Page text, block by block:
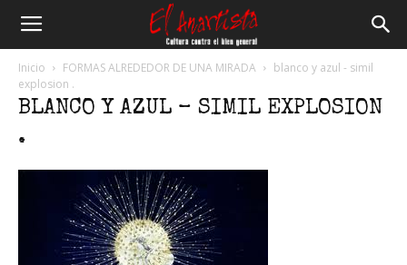
Anartista
Inicio FORMAS ALREDEDOR DE UNA MIRADA
blanco y azul - simil
explosion .
BLANCO Y AZUL – SIMIL EXPLOSION
.